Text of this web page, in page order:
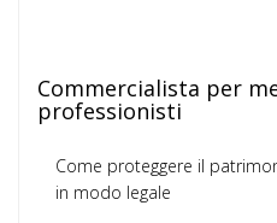
Commercialista per
professionisti
Come proteggere il
in modo legale